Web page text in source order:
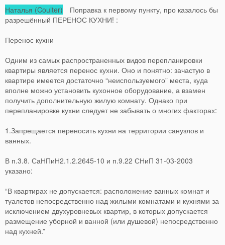
Наталья (Coulter) Поправка к первому пункту, про казалось бы
разрешённый ПЕРЕНОС КУХНИ! :
Перенос кухни
Одним из самых распространенных видов перепланировки
квартиры является перенос кухни. Оно и понятно: зачастую в
квартире имеется достаточно “неиспользуемого” места, куда
вполне можно установить кухонное оборудование, а взамен
получить дополнительную жилую комнату. Однако при
перепланировке кухни следует не забывать о многих факторах:
1.Запрещается переносить кухни на территории санузлов и
ванных.
В п.3.8. СаНПиН2.1.2.2645-10 и п.9.22 СНиП 31-03-2003
указано:
“В квартирах не допускается: расположение ванных комнат и
туалетов непосредственно над жилыми комнатами и кухнями за
исключением двухуровневых квартир, в которых допускается
размещение уборной и ванной (или душевой) непосредственно
над кухней.”